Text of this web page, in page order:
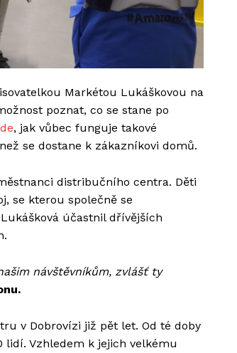
Markétou Lukáškovou na
poznat, co se stane po
, jak vůbec funguje takové
se dostane k zákazníkovi domů.
distribučního centra. Děti
se kterou společně se
účastnil dřívějších
návštěvníkům, zvlášť ty
v Dobrovízi již pět let. Od té doby
lidí. Vzhledem k jejich velkému